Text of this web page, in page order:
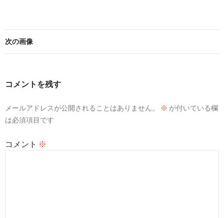
次の画像
コメントを残す
メールアドレスが公開されることはありません。 ※ が付いている欄
は必須項目です
コメント ※